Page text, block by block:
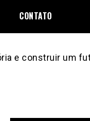
CONTATO
e construir um